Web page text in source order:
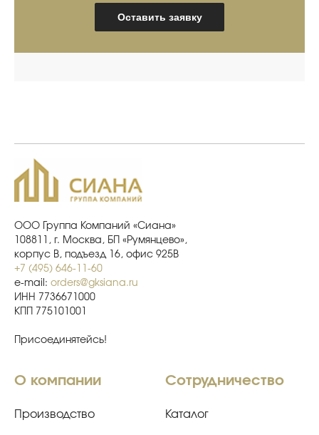
Оставить заявку
ООО Группа Компаний «Сиана»
108811, г. Москва, БП «Румянцево»,
корпус В, подъезд 16, офис 925В
+7 (495) 646-11-60
e-mail: orders@gksiana.ru
ИНН 7736671000
КПП 775101001
Присоединятейсь!
О компании
Производство
Сотрудничество
Каталог